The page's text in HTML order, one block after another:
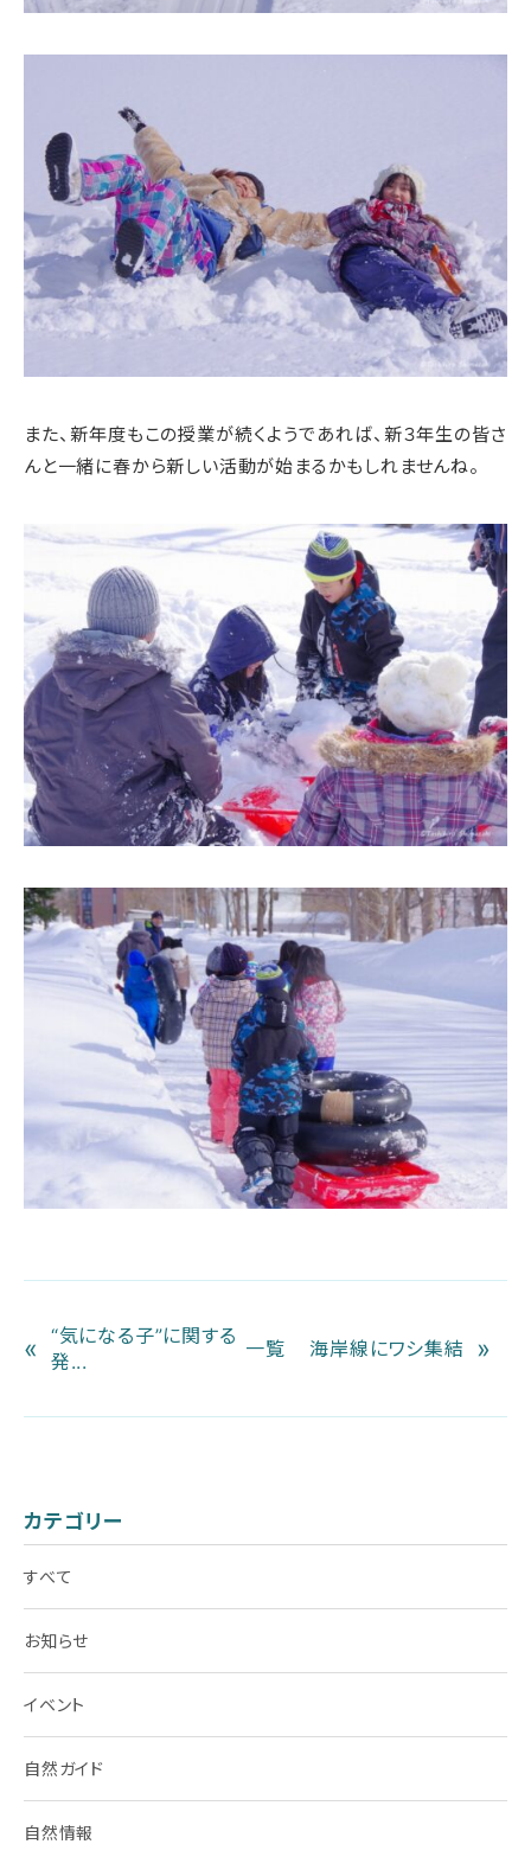
また、新年度もこの授業が続くようであれば、新３年生の皆さ
んと一緒に春から新しい活動が始まるかもしれませんね。
«
“気になる子”に関する
発...
一覧 海岸線にワシ集結 »
カテゴリー
すべて
お知らせ
イベント
自然ガイド
自然情報